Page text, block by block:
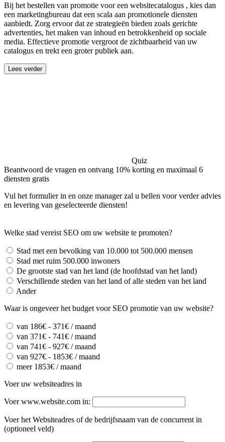
Bij het bestellen van promotie voor een websitecatalogus , kies dan
een marketingbureau dat een scala aan promotionele diensten
aanbiedt. Zorg ervoor dat ze strategieën bieden zoals gerichte
advertenties, het maken van inhoud en betrokkenheid op sociale
media. Effectieve promotie vergroot de zichtbaarheid van uw
catalogus en trekt een groter publiek aan.
Lees verder
Quiz
Beantwoord de vragen en ontvang 10% korting en maximaal 6
diensten gratis
Vul het formulier in en onze manager zal u bellen voor verder advies
en levering van geselecteerde diensten!
Welke stad vereist SEO om uw website te promoten?
Stad met een bevolking van 10.000 tot 500.000 mensen
Stad met ruim 500.000 inwoners
De grootste stad van het land (de hoofdstad van het land)
Verschillende steden van het land of alle steden van het land
Ander
Waar is ongeveer het budget voor SEO promotie van uw website?
van 186€ - 371€ / maand
van 371€ - 741€ / maand
van 741€ - 927€ / maand
van 927€ - 1853€ / maand
meer 1853€ / maand
Voer uw websiteadres in
Voer www.website.com in:
Voer het Websiteadres of de bedrijfsnaam van de concurrent in
(optioneel veld)